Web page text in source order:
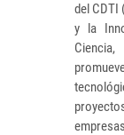
del CDTI
y la